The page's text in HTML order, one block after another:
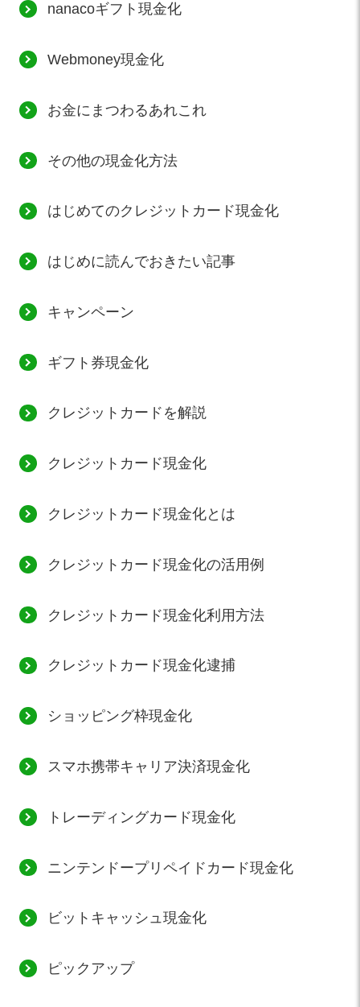
nanacoギフト現金化
Webmoney現金化
お金にまつわるあれこれ
その他の現金化方法
はじめてのクレジットカード現金化
はじめに読んでおきたい記事
キャンペーン
ギフト券現金化
クレジットカードを解説
クレジットカード現金化
クレジットカード現金化とは
クレジットカード現金化の活用例
クレジットカード現金化利用方法
クレジットカード現金化逮捕
ショッピング枠現金化
スマホ携帯キャリア決済現金化
トレーディングカード現金化
ニンテンドープリペイドカード現金化
ビットキャッシュ現金化
ピックアップ